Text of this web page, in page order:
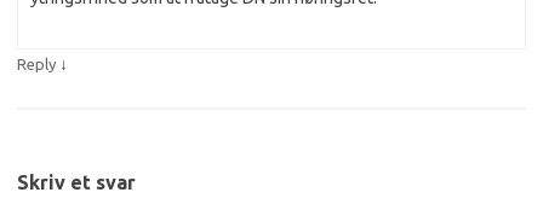
Reply ↓
Skriv et svar